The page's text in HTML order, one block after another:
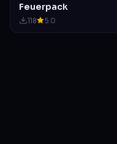
Feuerpack
118 5.0